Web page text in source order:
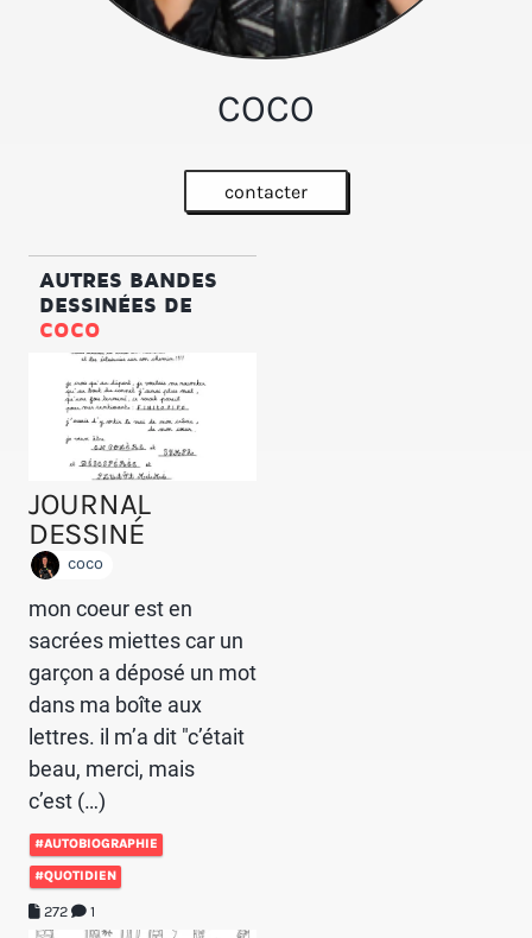
COCO
contacter
AUTRES BANDES
DESSINÉES DE
COCO
JOURNAL
DESSINÉ
coco
mon coeur est en
sacrées miettes car un
garçon a déposé un mot
dans ma boîte aux
lettres. il m’a dit "c’était
beau, merci, mais
c’est (…)
#AUTOBIOGRAPHIE
#QUOTIDIEN
272 1